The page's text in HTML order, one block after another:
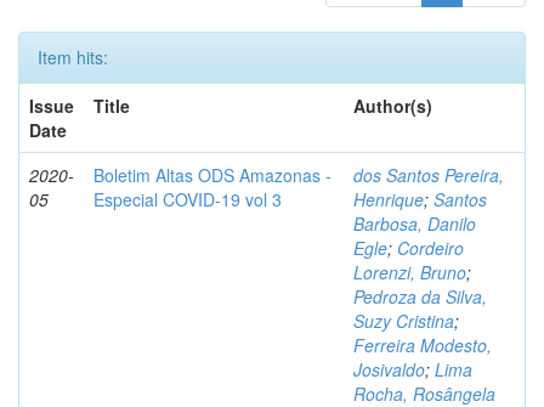
Item hits:
Issue
Date
Title Author(s)
2020-
05
Boletim Altas ODS Amazonas -
Especial COVID-19 vol 3
dos Santos Pereira,
Henrique; Santos
Barbosa, Danilo
Egle; Cordeiro
Lorenzi, Bruno;
Pedroza da Silva,
Suzy Cristina;
Ferreira Modesto,
Josivaldo; Lima
Rocha, Rosângela